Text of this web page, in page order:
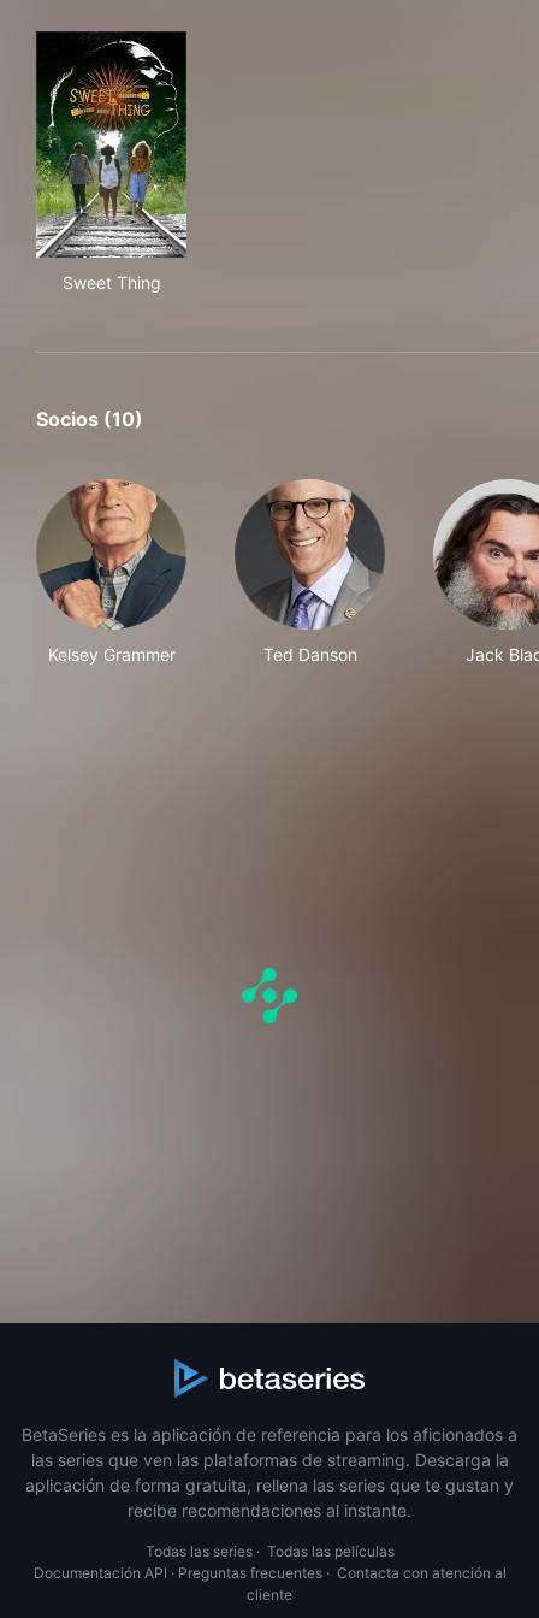
Sweet Thing
Socios (10)
Kelsey Grammer Ted Danson Jack
BetaSeries es la aplicación de referencia para los aficionados a
las series que ven las plataformas de streaming. Descarga la
aplicación de forma gratuita, rellena las series que te gustan y
recibe recomendaciones al instante.
Todas las series· Todas las películas
Documentación API · Preguntas frecuentes· Contacta con atención al
cliente